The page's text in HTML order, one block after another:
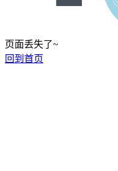
页面丢失了~
回到首页